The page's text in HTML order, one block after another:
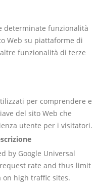
determinate funzionalità
Web su piattaforme di
funzionalità di terze
per comprendere e
del sito Web che
utente per i visitatori.
by Google Universal
rate and thus limit
high traffic sites.